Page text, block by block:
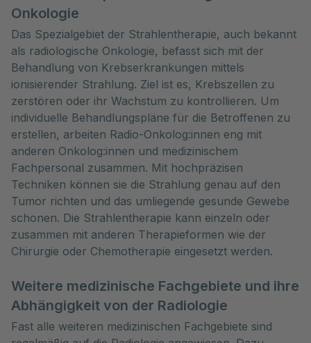
Onkologie
Das Spezialgebiet der Strahlentherapie, auch bekannt
als radiologische Onkologie, befasst sich mit der
Behandlung von Krebserkrankungen mittels
ionisierender Strahlung. Ziel ist es, Krebszellen zu
zerstören oder ihr Wachstum zu kontrollieren. Um
individuelle Behandlungspläne für die Betroffenen zu
erstellen, arbeiten Radio-Onkolog:innen eng mit
anderen Onkolog:innen und medizinischem
Fachpersonal zusammen. Mit hochpräzisen
Techniken können sie die Strahlung genau auf den
Tumor richten und das umliegende gesunde Gewebe
schonen. Die Strahlentherapie kann einzeln oder
zusammen mit anderen Therapieformen wie der
Chirurgie oder Chemotherapie eingesetzt werden.
Weitere medizinische Fachgebiete und ihre
Abhängigkeit von der Radiologie
Fast alle weiteren medizinischen Fachgebiete sind